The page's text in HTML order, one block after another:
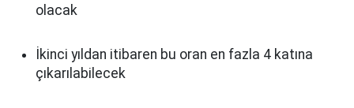
olacak
İkinci yıldan itibaren bu oran en fazla 4 katına
çıkarılabilecek